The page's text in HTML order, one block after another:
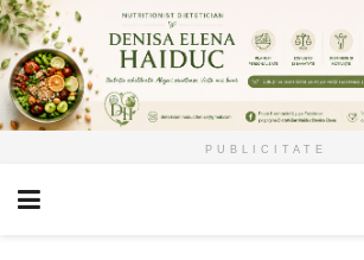
PUBLICITATE